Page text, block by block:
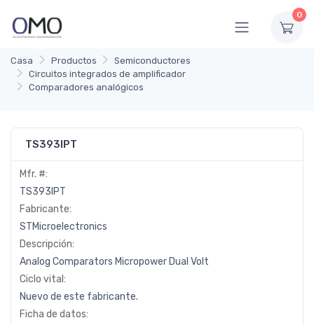
0
Casa Productos
Semiconductores
Circuitos integrados de amplificador
Comparadores analógicos
TS393IPT
Mfr. #:
TS393IPT
Fabricante:
STMicroelectronics
Descripción:
Analog Comparators Micropower Dual Volt
Ciclo vital:
Nuevo de este fabricante.
Ficha de datos: